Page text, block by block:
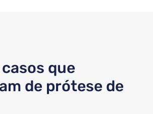
que
de prótese de